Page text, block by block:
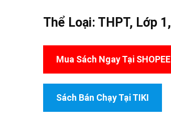
Thể Loại: THPT, Lớp 1 ,
Mua Sách Ngay Tại SHOPEE
Sách Bán Chạy Tại TIKI